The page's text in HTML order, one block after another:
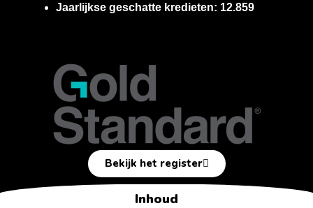
Jaarlijkse geschatte kredieten: 12.859
Bekijk het register
Inhoud